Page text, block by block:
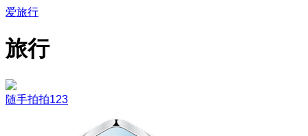
爱旅行
旅行
随手拍拍123